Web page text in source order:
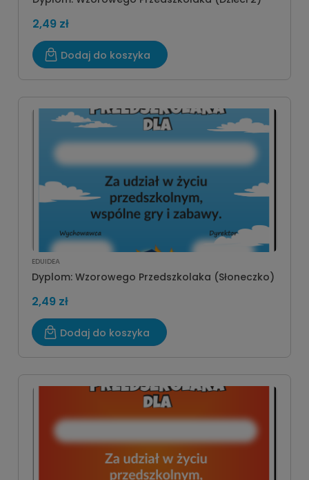
2,49 zł
Dodaj do koszyka
EDUIDEA
Dyplom: Wzorowego Przedszkolaka (Słoneczko)
2,49 zł
Dodaj do koszyka